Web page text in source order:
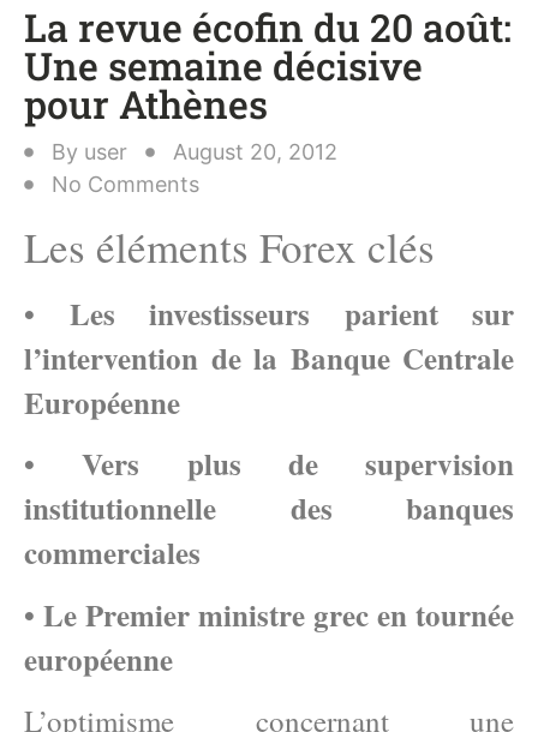
La revue écofin du 20 août:
Une semaine décisive
pour Athènes
By user
August 20, 2012
No Comments
Les éléments Forex clés
• Les investisseurs parient sur
l’intervention de la Banque Centrale
Européenne
• Vers plus de supervision
institutionnelle des banques
commerciales
• Le Premier ministre grec en tournée
européenne
L’optimisme concernant une